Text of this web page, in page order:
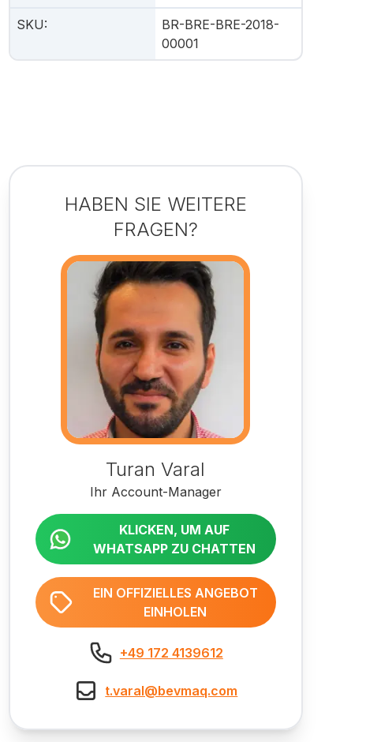
SKU:
BR-BRE-BRE-2018-
00001
HABEN SIE WEITERE
FRAGEN?
Turan Varal
Ihr Account-Manager
KLICKEN, UM AUF
WHATSAPP ZU CHATTEN
EIN OFFIZIELLES ANGEBOT
EINHOLEN
+49 172 4139612
t.varal@bevmaq.com